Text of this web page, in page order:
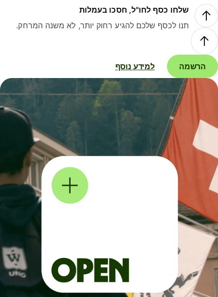
שלחו כסף לחו"ל, חסכו בעמלות
תנו לכסף שלכם להגיע רחוק יותר, לא משנה המרחק.
הרשמה למידע נוסף